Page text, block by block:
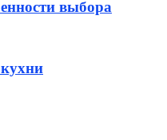
выбора